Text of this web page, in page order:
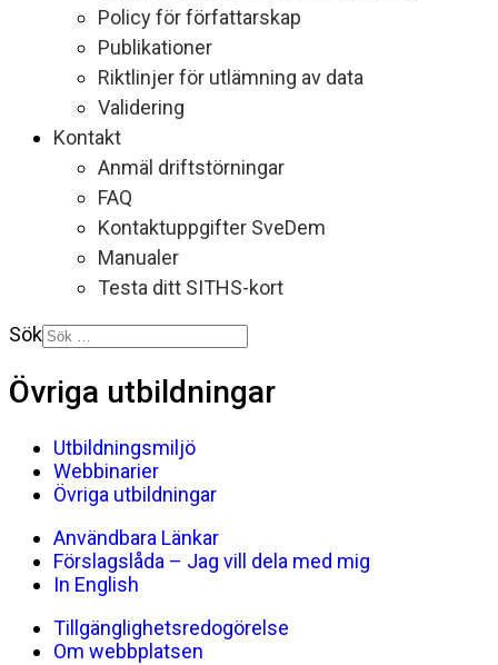
Policy för författarskap
Publikationer
Riktlinjer för utlämning av data
Validering
Kontakt
Anmäl driftstörningar
FAQ
Kontaktuppgifter SveDem
Manualer
Testa ditt SITHS-kort
Sök
Övriga utbildningar
Utbildningsmiljö
Webbinarier
Övriga utbildningar
Användbara Länkar
Förslagslåda – Jag vill dela med mig
In English
Tillgänglighetsredogörelse
Om webbplatsen